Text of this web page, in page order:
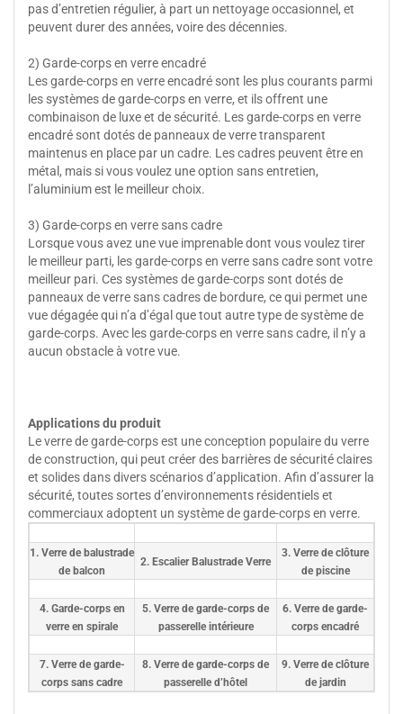
pas d’entretien régulier, à part un nettoyage occasionnel, et
peuvent durer des années, voire des décennies.
2) Garde-corps en verre encadré
Les garde-corps en verre encadré sont les plus courants parmi
les systèmes de garde-corps en verre, et ils offrent une
combinaison de luxe et de sécurité. Les garde-corps en verre
encadré sont dotés de panneaux de verre transparent
maintenus en place par un cadre. Les cadres peuvent être en
métal, mais si vous voulez une option sans entretien,
l’aluminium est le meilleur choix.
3) Garde-corps en verre sans cadre
Lorsque vous avez une vue imprenable dont vous voulez tirer
le meilleur parti, les garde-corps en verre sans cadre sont votre
meilleur pari. Ces systèmes de garde-corps sont dotés de
panneaux de verre sans cadres de bordure, ce qui permet une
vue dégagée qui n’a d’égal que tout autre type de système de
garde-corps. Avec les garde-corps en verre sans cadre, il n’y a
aucun obstacle à votre vue.
Applications du produit
Le verre de garde-corps est une conception populaire du verre
de construction, qui peut créer des barrières de sécurité claires
et solides dans divers scénarios d’application. Afin d’assurer la
sécurité, toutes sortes d’environnements résidentiels et
commerciaux adoptent un système de garde-corps en verre.
1. Verre de balustrade
de balcon
2. Escalier Balustrade Verre
3. Verre de clôture
de piscine
4. Garde-corps en
verre en spirale
5. Verre de garde-corps de
passerelle intérieure
6. Verre de garde-
corps encadré
7. Verre de garde-
corps sans cadre
8. Verre de garde-corps de
passerelle d’hôtel
9. Verre de clôture
de jardin